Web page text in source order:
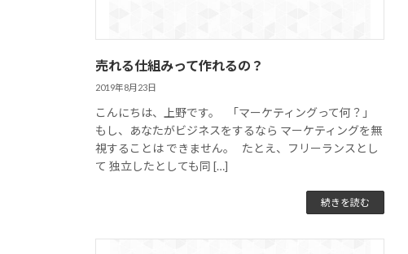
売れる仕組みって作れるの？
2019年8月23日
こんにちは、上野です。 「マーケティングって何？」
もし、あなたがビジネスをするなら マーケティングを無
視することは できません。 たとえ、フリーランスとし
て 独立したとしても同 […]
続きを読む